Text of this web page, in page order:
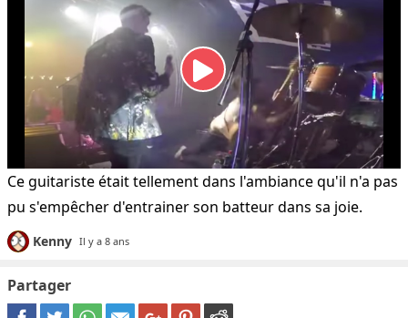
Ce guitariste était tellement dans l'ambiance qu'il n'a pas
pu s'empêcher d'entrainer son batteur dans sa joie.
Kenny Il y a 8 ans
Partager